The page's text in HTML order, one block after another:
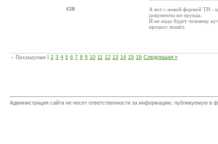
#20
А вот с новой формой ТН -
документы же ерунда.
И не надо будет человеку
процесс пошёл.
« Предыдущая 1 2 3 4 5 6 7 8 9 10 11 12 13 14 15 16 Следующая »
Администрация сайта не несет ответственности за информацию, публикуемую